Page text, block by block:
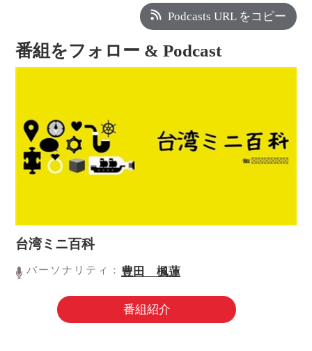
Podcasts URL をコピー
番組をフォロー & Podcast
台湾ミニ百科
パーソナリティ： 豊田 楓蓮
番組紹介